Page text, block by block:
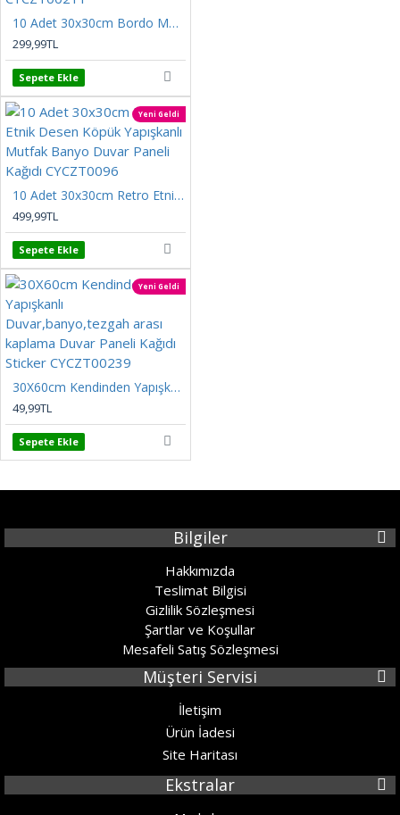
10 Adet 30x30cm Bordo Motifli Desen Köpük Yapışkanlı Mutfak Banyo Duvar Paneli Kağıdı CYCZT00211
299,99TL
Sepete Ekle
Yeni Geldi
10 Adet 30x30cm Retro Etnik Desen Köpük Yapışkanlı Mutfak Banyo Duvar Paneli Kağıdı CYCZT0096
499,99TL
Sepete Ekle
Yeni Geldi
30X60cm Kendinden Yapışkanlı Duvar,banyo,tezgah arası kaplama Duvar Paneli Kağıdı Sticker CYCZT00239
49,99TL
Sepete Ekle
Bilgiler
Hakkımızda
Teslimat Bilgisi
Gizlilik Sözleşmesi
Şartlar ve Koşullar
Mesafeli Satış Sözleşmesi
Müşteri Servisi
İletişim
Ürün İadesi
Site Haritası
Ekstralar